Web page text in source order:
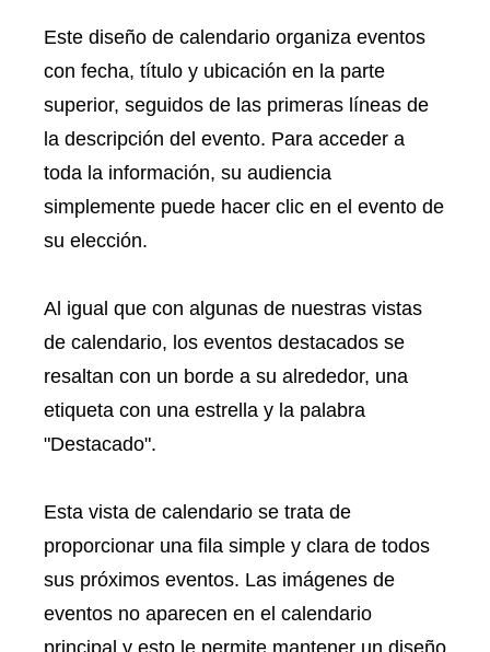
Este diseño de calendario organiza eventos
con fecha, título y ubicación en la parte
superior, seguidos de las primeras líneas de
la descripción del evento. Para acceder a
toda la información, su audiencia
simplemente puede hacer clic en el evento de
su elección.
Al igual que con algunas de nuestras vistas
de calendario, los eventos destacados se
resaltan con un borde a su alrededor, una
etiqueta con una estrella y la palabra
"Destacado".
Esta vista de calendario se trata de
proporcionar una fila simple y clara de todos
sus próximos eventos. Las imágenes de
eventos no aparecen en el calendario
principal y esto le permite mantener un diseño